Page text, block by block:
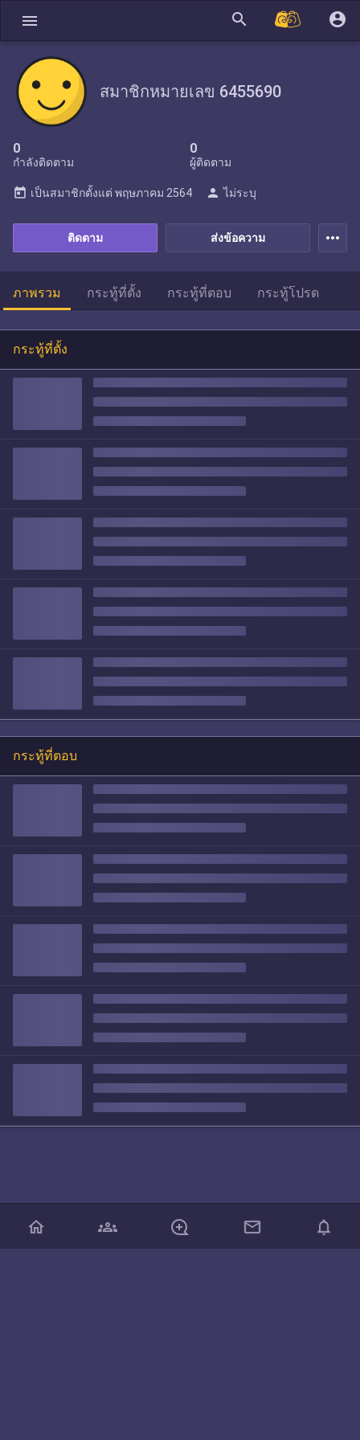
menu search account_circle
สมาชิกหมายเลข 6455690
0
กำลังติดตาม
0
ผู้ติดตาม
ส่งข้อความ
ติดตาม
today เป็นสมาชิกตั้งแต่ พฤษภาคม 2564 person ไม่ระบุ
more_horiz
ภาพรวม กระทู้ที่ตั้ง กระทู้ที่ตอบ กระทู้โปรด
กระทู้ที่ตั้ง
กระทู้ที่ตอบ